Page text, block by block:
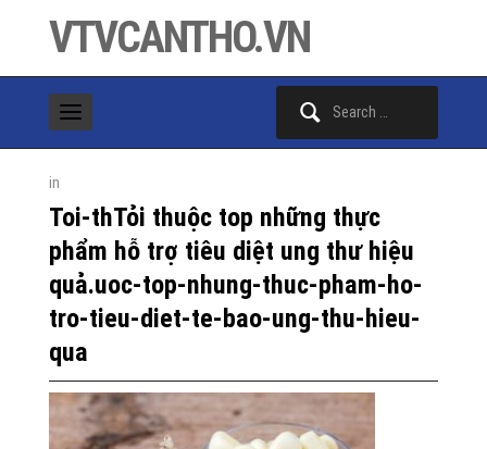
VTVCANTHO.VN
in
Toi-thTỏi thuộc top những thực
phẩm hỗ trợ tiêu diệt ung thư hiệu
quả.uoc-top-nhung-thuc-pham-ho-
tro-tieu-diet-te-bao-ung-thu-hieu-
qua